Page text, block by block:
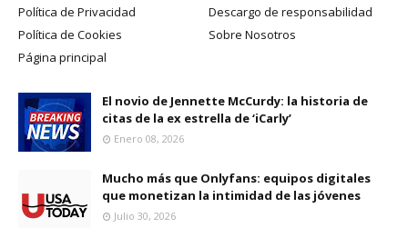
Política de Privacidad
Descargo de responsabilidad
Política de Cookies
Sobre Nosotros
Página principal
El novio de Jennette McCurdy: la historia de
citas de la ex estrella de ‘iCarly’
Enero 08, 2026
Mucho más que Onlyfans: equipos digitales
que monetizan la intimidad de las jóvenes
Julio 30, 2026